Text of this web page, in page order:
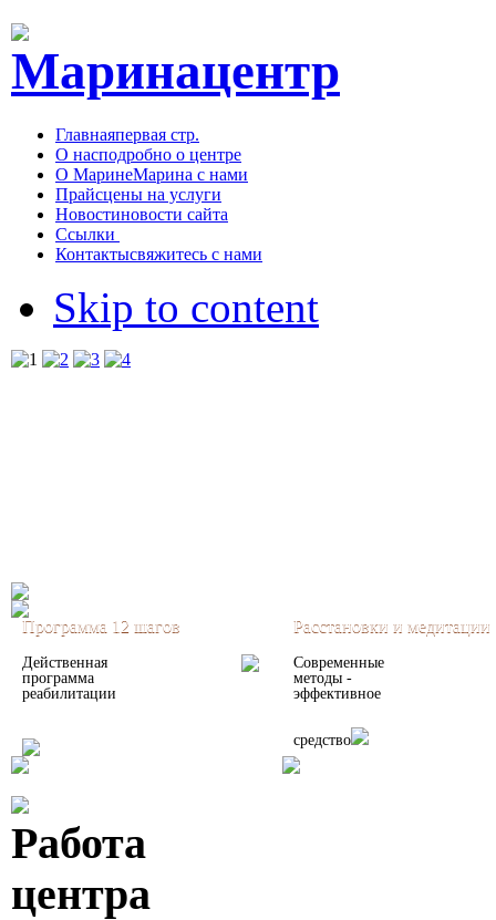
Главнаяпервая стр.
О насподробно о центре
О МаринеМарина с нами
Прайсцены на услуги
Новостиновости сайта
Ссылки
Контактысвяжитесь с нами
Skip to content
Программа 12 шагов Расстановки и медитации
Действенная
программа
реабилитации
Современные
методы -
эффективное
средство
Работа
центра